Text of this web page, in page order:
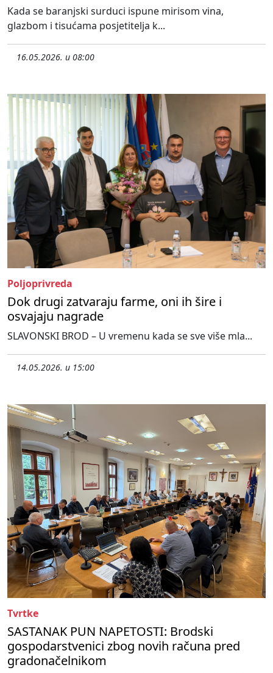
Kada se baranjski surduci ispune mirisom vina,
glazbom i tisućama posjetitelja k...
16.05.2026. u 08:00
Poljoprivreda
Dok drugi zatvaraju farme, oni ih šire i
osvajaju nagrade
SLAVONSKI BROD – U vremenu kada se sve više mla...
14.05.2026. u 15:00
Tvrtke
SASTANAK PUN NAPETOSTI: Brodski
gospodarstvenici zbog novih računa pred
gradonačelnikom